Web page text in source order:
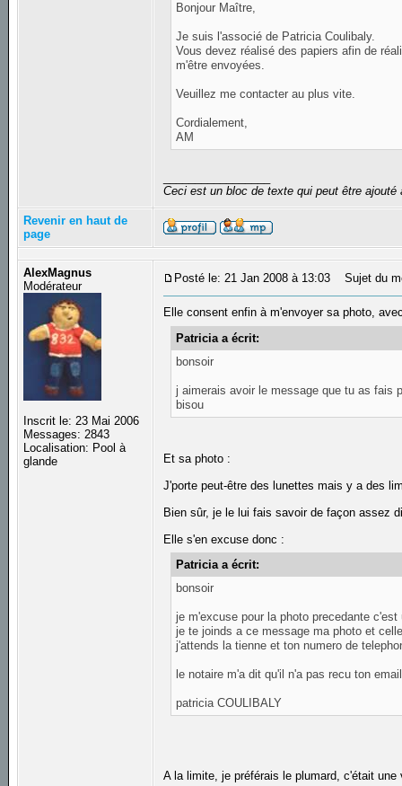
Bonjour Maître,
Je suis l'associé de Patricia Coulibaly.
Vous devez réalisé des papiers afin de
m'être envoyées.
Veuillez me contacter au plus vite.
Cordialement,
AM
Ceci est un bloc de texte qui peut être
Revenir en haut de
page
AlexMagnus
Modérateur
Inscrit le: 23 Mai 2006
Messages: 2843
Localisation: Pool à
glande
Posté le: 21 Jan 2008 à 13:03 Sujet du
Elle consent enfin à m'envoyer sa photo,
Patricia a écrit:
bonsoir
j aimerais avoir le message que tu as fais
bisou
Et sa photo :
J'porte peut-être des lunettes mais y a des
Bien sûr, je le lui fais savoir de façon assez
Elle s'en excuse donc :
Patricia a écrit:
bonsoir
je m'excuse pour la photo precedante
je te joinds a ce message ma photo et
j'attends la tienne et ton numero de
le notaire m'a dit qu'il n'a pas recu ton
patricia COULIBALY
A la limite, je préférais le plumard, c'était